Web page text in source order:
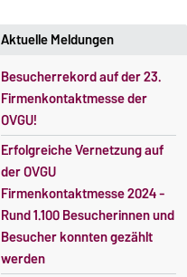
Aktuelle Meldungen
Besucherrekord auf der 23.
Firmenkontaktmesse der
OVGU!
Erfolgreiche Vernetzung auf
der OVGU
Firmenkontaktmesse 2024 -
Rund 1.100 Besucherinnen und
Besucher konnten gezählt
werden